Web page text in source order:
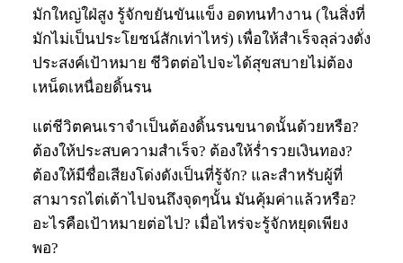
มักใหญ่ใฝ่สูง รู้จักขยันขันแข็ง อดทนทำงาน (ในสิ่งที่
มักไม่เป็นประโยชน์สักเท่าไหร่) เพื่อให้สำเร็จลุล่วงดั่ง
ประสงค์เป้าหมาย ชีวิตต่อไปจะได้สุขสบายไม่ต้อง
เหน็ดเหนื่อยดิ้นรน
แต่ชีวิตคนเราจำเป็นต้องดิ้นรนขนาดนั้นด้วยหรือ?
ต้องให้ประสบความสำเร็จ? ต้องให้ร่ำรวยเงินทอง?
ต้องให้มีชื่อเสียงโด่งดังเป็นที่รู้จัก? และสำหรับผู้ที่
สามารถไต่เต้าไปจนถึงจุดๆนั้น มันคุ้มค่าแล้วหรือ?
อะไรคือเป้าหมายต่อไป? เมื่อไหร่จะรู้จักหยุดเพียง
พอ?